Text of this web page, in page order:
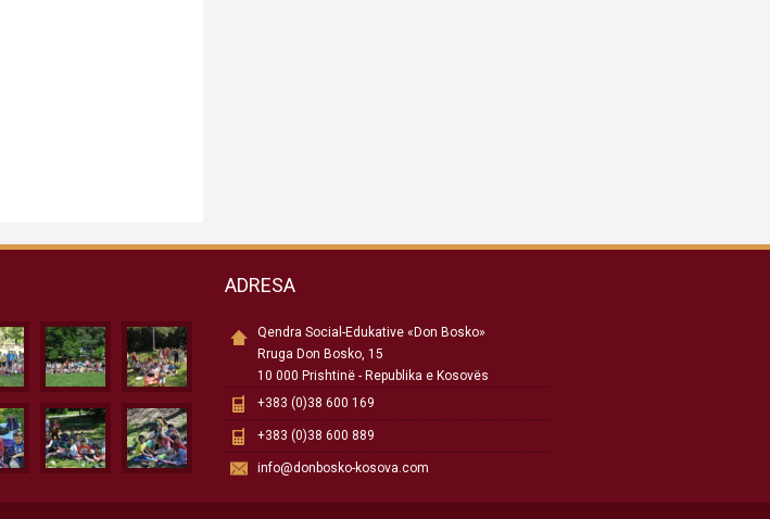
ADRESA
Qendra Social-Edukative «Don Bosko»
Rruga Don Bosko, 15
10 000 Prishtinë - Republika e Kosovës
+383 (0)38 600 169
+383 (0)38 600 889
info@donbosko-kosova.com